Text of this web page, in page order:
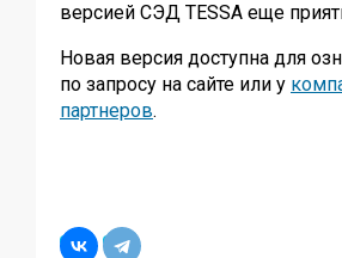
версией СЭД TESSA еще
Новая версия доступна для
по запросу на сайте или у
партнеров.